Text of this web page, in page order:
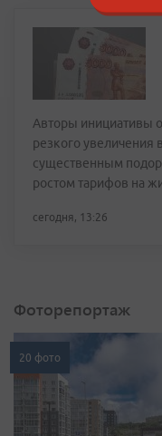
Авторы инициативы
резкого
существенным
ростом тарифов на
сегодня, 13:26
Фоторепортаж
20 фото